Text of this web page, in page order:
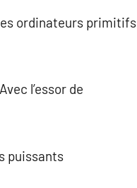
ordinateurs primitifs
l’essor de
puissants